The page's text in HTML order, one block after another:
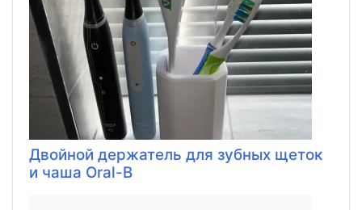
Двойной держатель для зубных щеток
и чаша Oral-B